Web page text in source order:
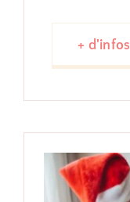
+ d'infos